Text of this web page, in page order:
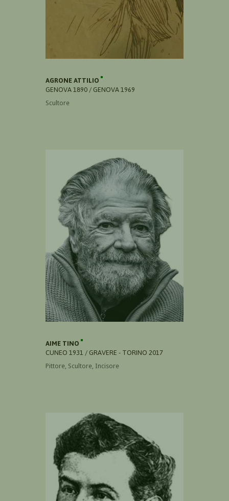
AGRONE ATTILIO
GENOVA 1890 / GENOVA 1969
Scultore
AIME TINO
CUNEO 1931 / GRAVERE - TORINO 2017
Pittore, Scultore, Incisore